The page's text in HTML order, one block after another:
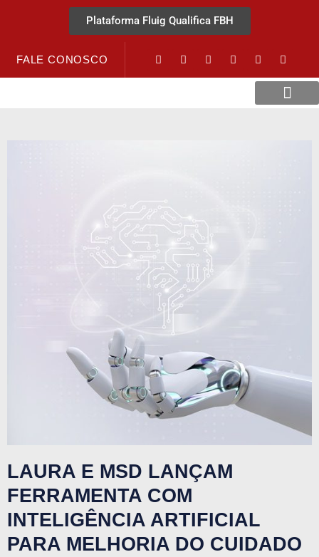
Plataforma Fluig Qualifica FBH
FALE CONOSCO
LAURA E MSD LANÇAM
FERRAMENTA COM
INTELIGÊNCIA ARTIFICIAL
PARA MELHORIA DO CUIDADO